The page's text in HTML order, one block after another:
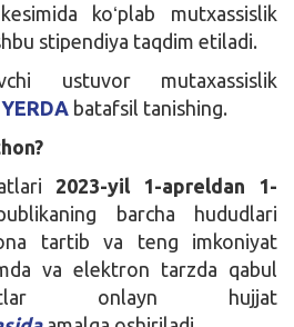
koʻplab mutxassislik
stipendiya taqdim etiladi.
ustuvor mutaxassislik
batafsil tanishing.
2023-yil 1-apreldan 1-
barcha hududlari
tartib va teng imkoniyat
va elektron tarzda qabul
onlayn hujjat